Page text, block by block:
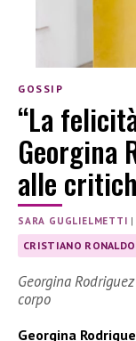
GOSSIP
“La
Georgina
alle
SARA GUGLIELMETTI
CRISTIANO RONALDO
Georgina
corpo
Georgina